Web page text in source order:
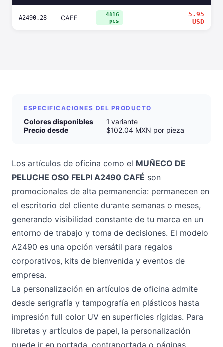
A2490.28 CAFE
4816
pcs
—
5.95
USD
ESPECIFICACIONES DEL PRODUCTO
Colores disponibles
1 variante
Precio desde
$102.04 MXN por pieza
Los artículos de oficina como el MUÑECO DE
PELUCHE OSO FELPI A2490 CAFÉ son
promocionales de alta permanencia: permanecen en
el escritorio del cliente durante semanas o meses,
generando visibilidad constante de tu marca en un
entorno de trabajo y toma de decisiones. El modelo
A2490 es una opción versátil para regalos
corporativos, kits de bienvenida y eventos de
empresa.
La personalización en artículos de oficina admite
desde serigrafía y tampografía en plásticos hasta
impresión full color UV en superficies rígidas. Para
libretas y artículos de papel, la personalización
puede ir en portada, contraportada o páginas